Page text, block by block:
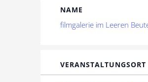
NAME
filmgalerie im Leeren
VERANSTALTUNGSORT